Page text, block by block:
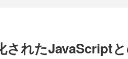
されたJavaScript